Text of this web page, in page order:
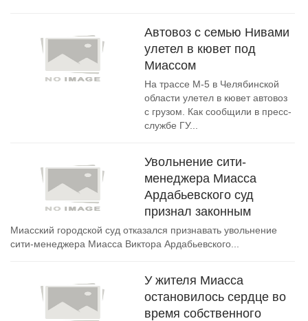
Автовоз с семью Нивами
улетел в кювет под
Миассом
На трассе М-5 в Челябинской
области улетел в кювет автовоз
с грузом. Как сообщили в пресс-
службе ГУ...
Увольнение сити-
менеджера Миасса
Ардабьевского суд
признал законным
Миасский городской суд отказался признавать увольнение
сити-менеджера Миасса Виктора Ардабьевского...
У жителя Миасса
остановилось сердце во
время собственного